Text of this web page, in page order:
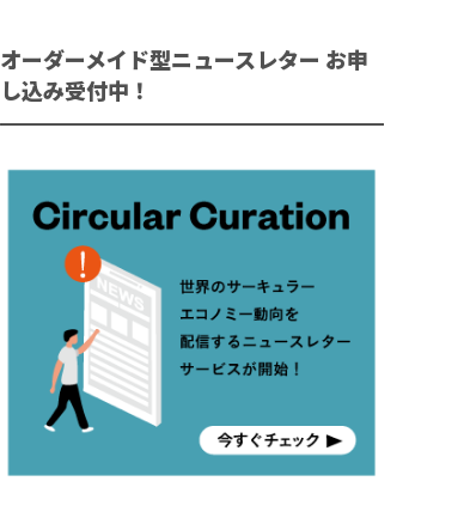
オーダーメイド型ニュースレター お申
し込み受付中！